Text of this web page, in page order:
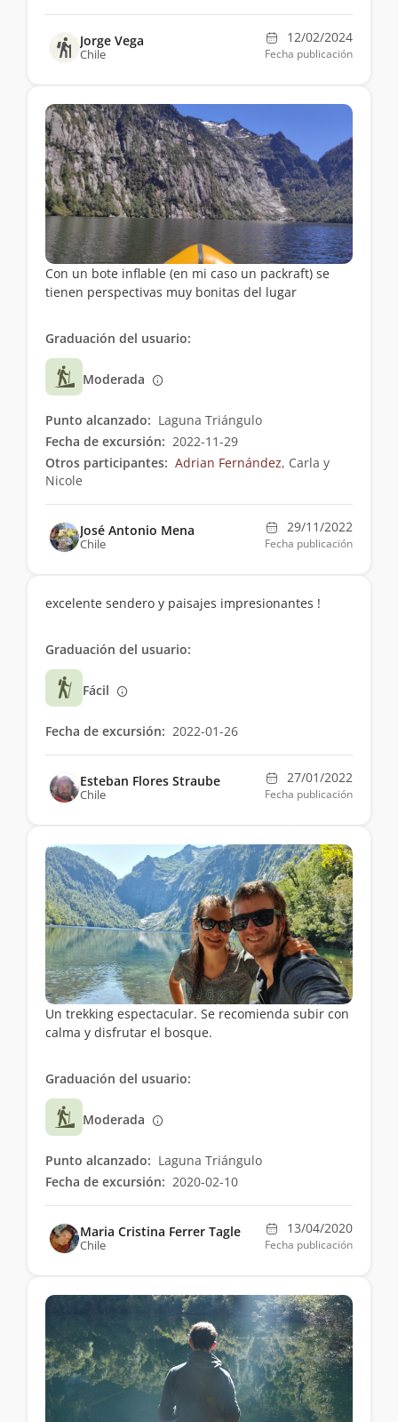
Jorge Vega
Chile
12/02/2024
Fecha publicación
Con un bote inflable (en mi caso un packraft) se
tienen perspectivas muy bonitas del lugar
Graduación del usuario:
Moderada
Punto alcanzado: Laguna Triángulo
Fecha de excursión: 2022-11-29
Otros participantes: Adrian Fernández, Carla y
Nicole
José Antonio Mena
Chile
29/11/2022
Fecha publicación
excelente sendero y paisajes impresionantes !
Graduación del usuario:
Fácil
Fecha de excursión: 2022-01-26
Esteban Flores Straube
Chile
27/01/2022
Fecha publicación
Un trekking espectacular. Se recomienda subir con
calma y disfrutar el bosque.
Graduación del usuario:
Moderada
Punto alcanzado: Laguna Triángulo
Fecha de excursión: 2020-02-10
Maria Cristina Ferrer Tagle
Chile
13/04/2020
Fecha publicación